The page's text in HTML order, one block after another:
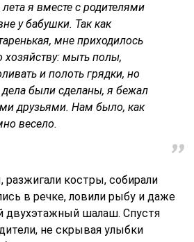
я вместе с родителями
у бабушки. Так как
мне приходилось
хозяйству: мыть полы,
и полоть грядки, но
дела были сделаны, я бежал
друзьями. Нам было, как
весело.
костры, собирали
в речке, ловили рыбу и даже
двухэтажный шалаш. Спустя
не скрывая улыбки